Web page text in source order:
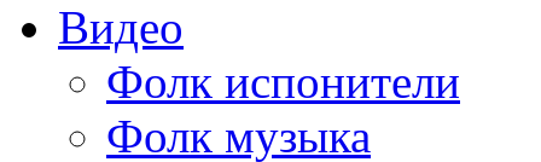
Видео
Фолк испонители
Фолк музыка